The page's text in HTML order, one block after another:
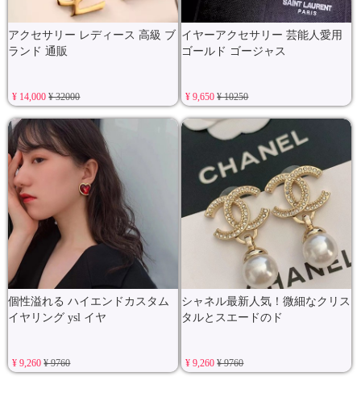
アクセサリー レディース 高級 ブ
ランド 通販
¥ 14,000¥ 32000
イヤーアクセサリー 芸能人愛用
ゴールド ゴージャス
¥ 9,650¥ 10250
個性溢れる ハイエンドカスタム
イヤリング ysl イヤ
¥ 9,260¥ 9760
シャネル最新人気！微細なクリス
タルとスエードのド
¥ 9,260¥ 9760